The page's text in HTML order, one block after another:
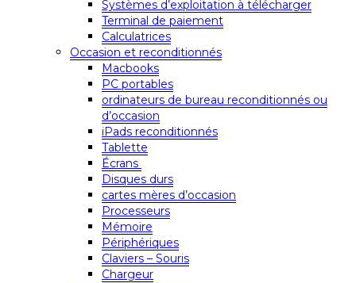
Systèmes d’exploitation à télécharger
Terminal de paiement
Calculatrices
Occasion et reconditionnés
Macbooks
PC portables
ordinateurs de bureau reconditionnés ou
d’occasion
iPads reconditionnés
Tablette
Écrans
Disques durs
cartes mères d’occasion
Processeurs
Mémoire
Périphériques
Claviers – Souris
Chargeur